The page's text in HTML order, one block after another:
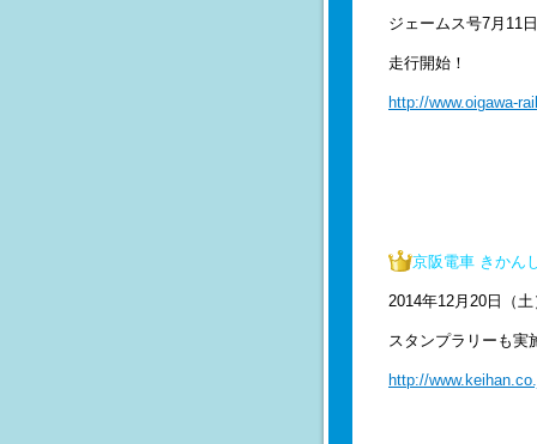
ジェームス号7月11
走行開始！
http://www.oigawa-
京阪電車 きかん
2014年12月20日（
スタンプラリーも実
http://